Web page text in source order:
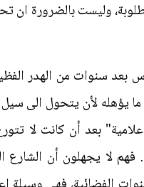
وليست بالضرورة ان
بعد سنوات من الهدر
ما يؤهله لأن يتحول الى
بعد أن كانت لا
لا يجهلون أن الشارع